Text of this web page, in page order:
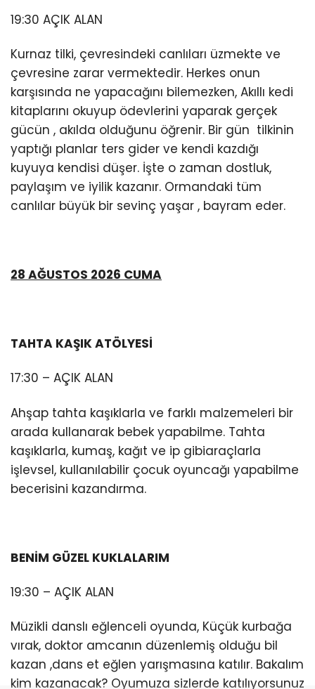
19:30 AÇIK ALAN
Kurnaz tilki, çevresindeki canlıları üzmekte ve
çevresine zarar vermektedir. Herkes onun
karşısında ne yapacağını bilemezken, Akıllı kedi
kitaplarını okuyup ödevlerini yaparak gerçek
gücün , akılda olduğunu öğrenir. Bir gün tilkinin
yaptığı planlar ters gider ve kendi kazdığı
kuyuya kendisi düşer. İşte o zaman dostluk,
paylaşım ve iyilik kazanır. Ormandaki tüm
canlılar büyük bir sevinç yaşar , bayram eder.
28 AĞUSTOS 2026 CUMA
TAHTA KAŞIK ATÖLYESİ
17:30 – AÇIK ALAN
Ahşap tahta kaşıklarla ve farklı malzemeleri bir
arada kullanarak bebek yapabilme. Tahta
kaşıklarla, kumaş, kağıt ve ip gibiaraçlarla
işlevsel, kullanılabilir çocuk oyuncağı yapabilme
becerisini kazandırma.
BENİM GÜZEL KUKLALARIM
19:30 – AÇIK ALAN
Müzikli danslı eğlenceli oyunda, Küçük kurbağa
vırak, doktor amcanın düzenlemiş olduğu bil
kazan ,dans et eğlen yarışmasına katılır. Bakalım
kim kazanacak? Oyumuza sizlerde katılıyorsunuz